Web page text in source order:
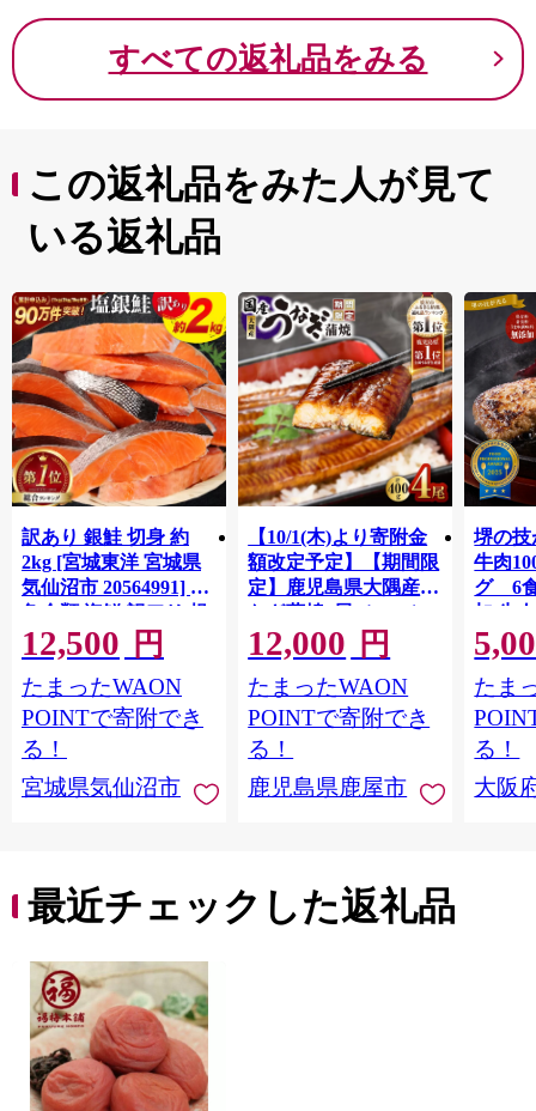
です。
関西屈指のリゾート地である白浜町は、近年ワーケーシ
ョンの聖地と呼ばれ、日本三古湯の白浜温泉や、関西屈
指のビーチである白良浜海水浴場、「こころにスマイ
です。
そんな白浜町でウェルビーイングが高まるひとときをお
過ごしください。
すべての返礼品をみる
この返礼品をみた人が見て
いる返礼品
訳あり 銀鮭 切身 約
2kg [宮城東洋 宮城県
気仙沼市 20564991] 鮭
魚介類 海鮮 訳アリ 規
格外 不揃い さけ サケ
鮭切身 シャケ 切り身
冷凍 家庭用 おかず 弁
当 支援 サーモン 銀鮭
切り身 魚 わけあり
12,500 円
たまったWAON
POINTで寄附でき
る！
宮城県気仙沼市
【10/1(木)より寄附金
額改定予定】【期間限
定】鹿児島県大隅産う
なぎ蒲焼4尾（400g）
12,000 円
たまったWAON
POINTで寄附でき
る！
鹿児島県鹿屋市
堺の技
牛肉
グ 6
加 牛
ット 6
メ 温
菜 簡
すめ
取り
料 ふ
堺市】
たま
る！
大阪
最近チェックした返礼品